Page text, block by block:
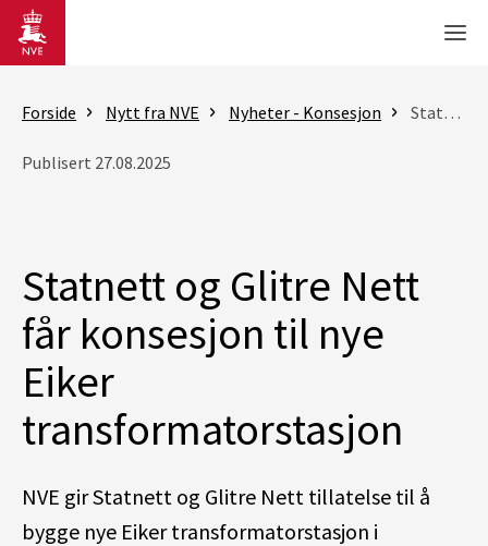
Gå til hovedinnhold
Forside Nytt fra NVE Nyheter - Konsesjon Statnett og Glitre Nett får konsesjon til nye Eiker transformatorstasjon
Publisert 27.08.2025
Statnett og Glitre Nett
får konsesjon til nye
Eiker
transformatorstasjon
NVE gir Statnett og Glitre Nett tillatelse til å
bygge nye Eiker transformatorstasjon i